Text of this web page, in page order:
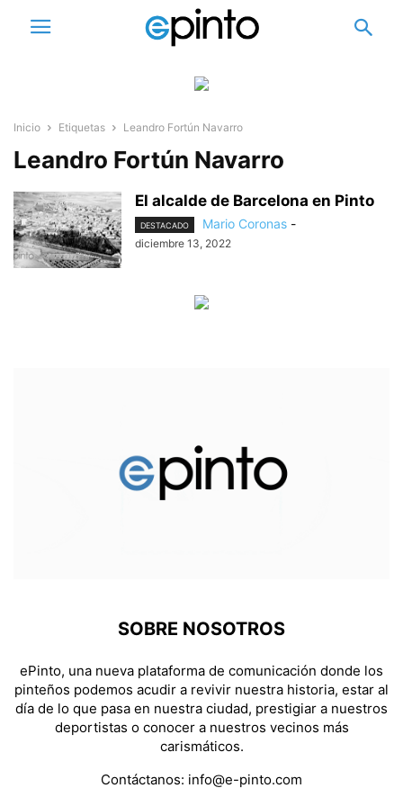
Inicio Etiquetas Leandro Fortún Navarro
Leandro Fortún Navarro
El alcalde de Barcelona en Pinto
DESTACADO Mario Coronas -
diciembre 13, 2022
SOBRE NOSOTROS
ePinto, una nueva plataforma de comunicación donde los
pinteños podemos acudir a revivir nuestra historia, estar al
día de lo que pasa en nuestra ciudad, prestigiar a nuestros
deportistas o conocer a nuestros vecinos más
carismáticos.
Contáctanos: info@e-pinto.com